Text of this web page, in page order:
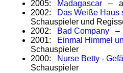
2005:
Madagascar –
2002:
Das Weiße Haus
Schauspieler und
2002:
Bad Company –
2001:
Einmal Himmel
Schauspieler
2000:
Nurse Betty -
Schauspieler